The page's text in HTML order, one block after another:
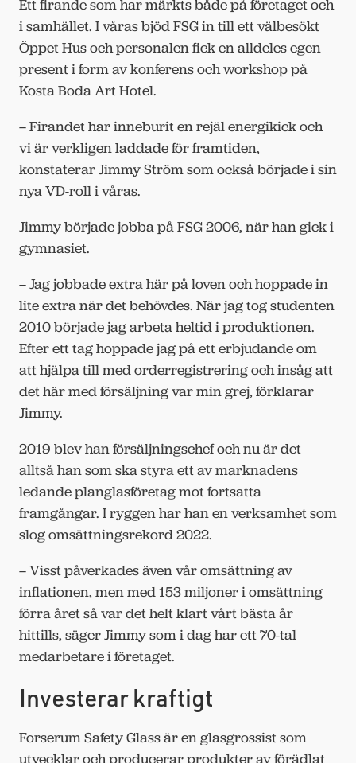
Ett firande som har märkts både på företaget och
i samhället. I våras bjöd FSG in till ett välbesökt
Öppet Hus och personalen fick en alldeles egen
present i form av konferens och workshop på
Kosta Boda Art Hotel.
– Firandet har inneburit en rejäl energikick och
vi är verkligen laddade för framtiden,
konstaterar Jimmy Ström som också började i sin
nya VD-roll i våras.
Jimmy började jobba på FSG 2006, när han gick i
gymnasiet.
– Jag jobbade extra här på loven och hoppade in
lite extra när det behövdes. När jag tog studenten
2010 började jag arbeta heltid i produktionen.
Efter ett tag hoppade jag på ett erbjudande om
att hjälpa till med orderregistrering och insåg att
det här med försäljning var min grej, förklarar
Jimmy.
2019 blev han försäljningschef och nu är det
alltså han som ska styra ett av marknadens
ledande planglasföretag mot fortsatta
framgångar. I ryggen har han en verksamhet som
slog omsättningsrekord 2022.
– Visst påverkades även vår omsättning av
inflationen, men med 153 miljoner i omsättning
förra året så var det helt klart vårt bästa år
hittills, säger Jimmy som i dag har ett 70-tal
medarbetare i företaget.
Investerar kraftigt
Forserum Safety Glass är en glasgrossist som
utvecklar och producerar produkter av förädlat